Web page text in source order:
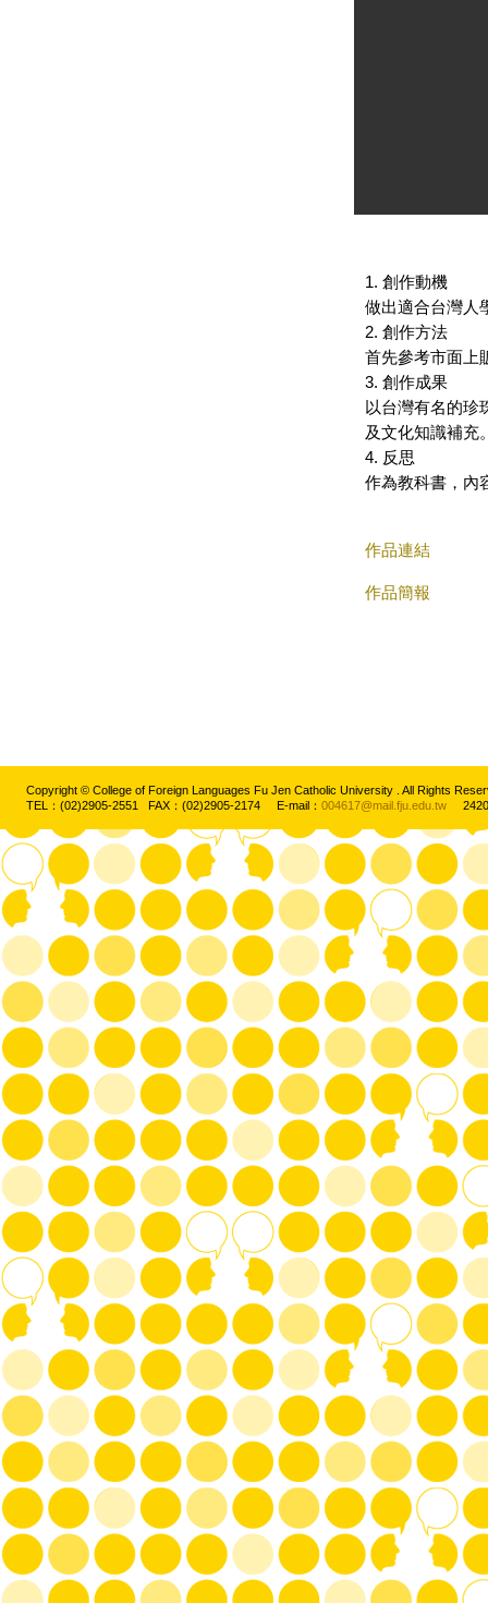
1. 創作動機
做出適合台灣人
2. 創作方法
首先參考市面上
3. 創作成果
以台灣有名的珍
及文化知識補充
4. 反思
作為教科書，內
作品連結
作品簡報
Copyright © College of Foreign Languages Fu Jen Catholic University . All Rights
TEL：(02)2905-2551 FAX：(02)2905-2174 E-mail： 004617@mail.fju.edu.tw